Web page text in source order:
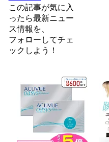
この記事が気に入
ったら最新ニュー
ス情報を、
フォロー してチェ
ックしよう！